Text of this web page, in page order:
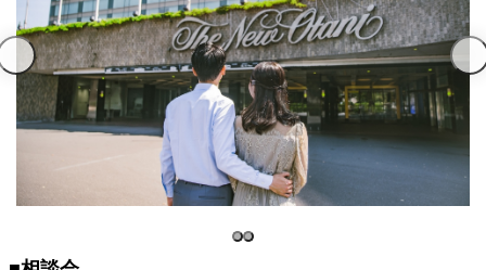
お料理やお飲み物にこだわりたいおふたり